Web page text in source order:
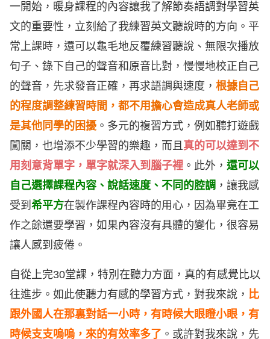
一開始，暖身課程的內容讓我了解節奏語調對學習英
文的重要性，立刻給了我練習英文聽說時的方向。平
常上課時，還可以龜毛地反覆練習聽說、無限次播放
句子、錄下自己的聲音和原音比對，慢慢地校正自己
的聲音，先求發音正確，再求語調與速度， 根據自己
的程度調整練習時間 ， 都不用擔心會造成真人老師或
是其他同學的困擾 。多元的複習方式，例如聽打遊戲
闖關，也增添不少學習的樂趣，而且真的可以達到不
用刻意背單字，單字就深入到腦子裡 。此外， 還可以
自己選擇課程內容、說話速度、不同的腔調 ，讓我感
受到 希平方在製作課程內容時的用心，因為畢竟在工
作之餘還要學習，如果內容沒有具體的變化，很容易
讓人感到疲倦。
自從上完30堂課，特別在聽力方面，真的有感覺比以
往進步。如此使聽力有感的學習方式，對我來說， 比
跟外國人在那裏對話一小時，有時候大眼瞪小眼，有
時候支支嗚嗚，來的有效率多了 。或許對我來說，先